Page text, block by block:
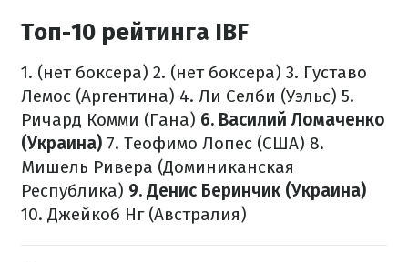
Топ-10 рейтинга IBF
1. (нет боксера) 2. (нет боксера) 3. Густаво
Лемос (Аргентина) 4. Ли Селби (Уэльс) 5.
Ричард Комми (Гана) 6. Василий Ломаченко
(Украина) 7. Теофимо Лопес (США) 8.
Мишель Ривера (Доминиканская
Республика) 9. Денис Беринчик (Украина)
10. Джейкоб Нг (Австралия)